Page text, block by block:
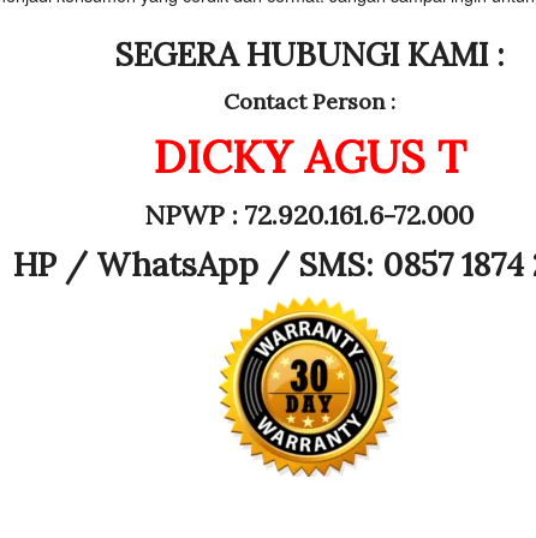
SEGERA HUBUNGI KAMI :
Contact Person :
DICKY AGUS T
NPWP : 72.920.161.6-72.000
HP / WhatsApp / SMS: 0857 1874